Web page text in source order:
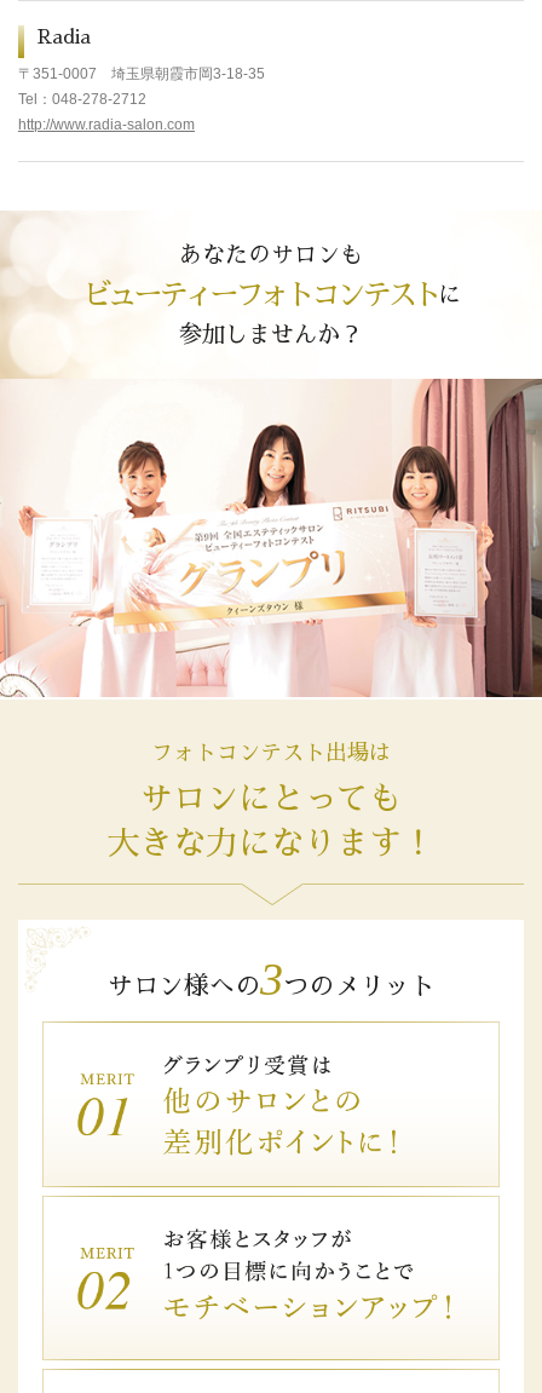
Radia
〒351-0007 埼玉県朝霞市岡3-18-35
Tel
：048-278-2712
http://www.radia-salon.com
あなたのサロンも
ビューティーフォトコンテスト に
参加しませんか？
フォトコンテスト出場は
サロンにとっても
大きな力になります！
サロン様への3つのメリット